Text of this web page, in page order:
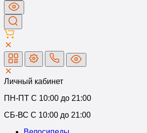
Личный кабинет
ПН-ПТ C 10:00 до 21:00
СБ-ВС С 10:00 до 21:00